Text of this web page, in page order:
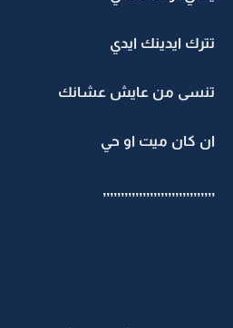
تترك ايدينك ايدي
تنسى من عايش عشانك
ان كان ميت او حي
,,,,,,,,,,,,,,,,,,,,,,,,,,,,,,,